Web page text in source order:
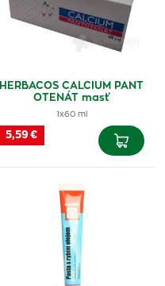
HERBACOS CALCIUM PANT
OTENÁT masť
1x60 ml
5,59 €